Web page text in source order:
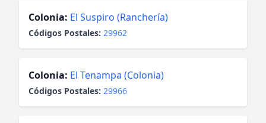
Colonia: El Suspiro (Ranchería)
Códigos Postales: 29962
Colonia: El Tenampa (Colonia)
Códigos Postales: 29966